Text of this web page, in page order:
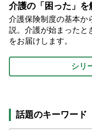
介護の「困った」
介護保険制度の基本か
説。介護が始まったと
をお届けします。
シリ
話題のキーワード